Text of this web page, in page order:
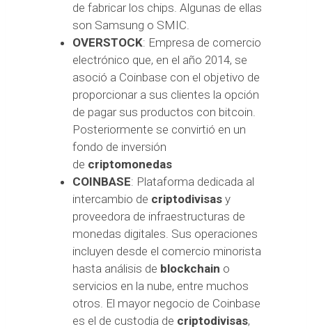
de fabricar los chips. Algunas de ellas
son Samsung o SMIC.
OVERSTOCK: Empresa de comercio
electrónico que, en el año 2014, se
asoció a Coinbase con el objetivo de
proporcionar a sus clientes la opción
de pagar sus productos con bitcoin.
Posteriormente se convirtió en un
fondo de inversión
de criptomonedas
COINBASE: Plataforma dedicada al
intercambio de criptodivisas y
proveedora de infraestructuras de
monedas digitales. Sus operaciones
incluyen desde el comercio minorista
hasta análisis de blockchain o
servicios en la nube, entre muchos
otros. El mayor negocio de Coinbase
es el de custodia de criptodivisas,